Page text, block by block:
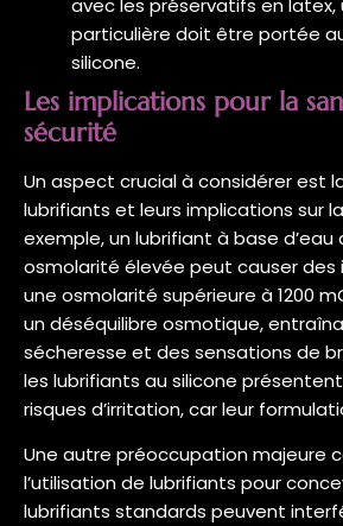
avec les préservatifs en
particulière doit être portée
silicone.
Les implications pour la
sécurité
Un aspect crucial à considérer est
lubrifiants et leurs implications sur
exemple, un lubrifiant à base d’eau
osmolarité élevée peut causer des
une osmolarité supérieure à 1200
un déséquilibre osmotique,
sécheresse et des sensations de
les lubrifiants au silicone
risques d’irritation, car leur
Une autre préoccupation majeure
l’utilisation de lubrifiants pour
lubrifiants standards peuvent